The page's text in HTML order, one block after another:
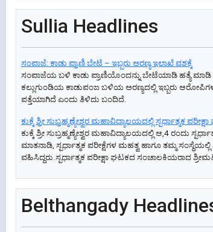
Sullia Headlines
ಸಂಪಾಜೆ: ಕಾಡು ಪ್ರಾಣಿ ಬೇಟೆ – ಇಬ್ಬರು ಅರಣ್ಯ ಇಲಾಖೆ ವಶಕ್ಕೆ
ಸಂಪಾಜೆಯ ಬಳಿ ಕಾಡು ಪ್ರಾಣಿಯೊಂದನ್ನು ಬೇಟೆಯಾಡಿ ಹತ್ಯೆ
ಕಲ್ಲುಗುಂಡಿಯ ಕಾಡುಪಂಜ ಬಳಿಯ ಅರಣ್ಯದಲ್ಲಿ ಇಬ್ಬರು
ಪತ್ತೆಯಾಗಿದೆ ಎಂದು ತಿಳಿದು ಬಂದಿದೆ.
ಕುಕ್ಕೆ ಶ್ರೀ ಸುಬ್ರಹ್ಮಣ್ಯೇಶ್ವರ ಮಹಾವಿದ್ಯಾಲಯದಲ್ಲಿ ಸ್ಪರ್ಧಾತ್ಮಕ
ಕುಕ್ಕೆ ಶ್ರೀ ಸುಬ್ರಹ್ಮಣ್ಯೇಶ್ವರ ಮಹಾವಿದ್ಯಾಲಯದಲ್ಲಿ ಆ‌,4 ರಂದು
ಮಾತನಾಡಿ, ಸ್ಪರ್ಧಾತ್ಮಕ ಪರೀಕ್ಷೆಗಳ ಮಹತ್ವ ಹಾಗೂ ತಮ್ಮ
ವಹಿಸಿದ್ದರು.ಸ್ಪರ್ಧಾತ್ಮಕ ಪರೀಕ್ಷಾ ಘಟಕದ ಸಂಚಾಲಕಿಯರಾದ
Belthangady